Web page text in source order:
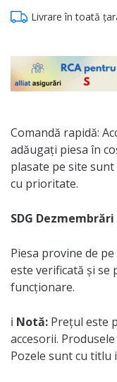
Livrare în toată
Comandă rapidă:
adăugați piesa în
plasate pe site
cu prioritate.
SDG
Piesa provine de pe
este verificată și se
funcționare.
ℹ️ Notă: Prețul este
accesorii.
Pozele sunt cu titlu